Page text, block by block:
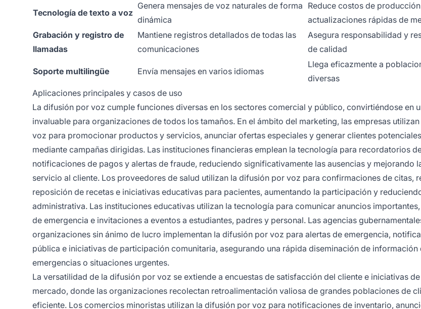
Tecnología de texto a voz
Genera mensajes de voz naturales de forma
dinámica
Reduce costos de
actualizaciones rápidas de
Grabación y registro de
llamadas
Mantiene registros detallados de todas las
comunicaciones
Asegura responsabilidad y
de calidad
Soporte multilingüe Envía mensajes en varios idiomas
Llega eficazmente a
diversas
Aplicaciones principales y casos de uso
La difusión por voz cumple funciones diversas en los sectores comercial y público, convirtiéndose en
invaluable para organizaciones de todos los tamaños. En el ámbito del marketing, las empresas
voz para promocionar productos y servicios, anunciar ofertas especiales y generar clientes
mediante campañas dirigidas. Las instituciones financieras emplean la tecnología para recordatorios
notificaciones de pagos y alertas de fraude, reduciendo significativamente las ausencias y mejorando
servicio al cliente. Los proveedores de salud utilizan la difusión por voz para confirmaciones de citas,
reposición de recetas e iniciativas educativas para pacientes, aumentando la participación y
administrativa. Las instituciones educativas utilizan la tecnología para comunicar anuncios
de emergencia e invitaciones a eventos a estudiantes, padres y personal. Las agencias
organizaciones sin ánimo de lucro implementan la difusión por voz para alertas de emergencia,
pública e iniciativas de participación comunitaria, asegurando una rápida diseminación de
emergencias o situaciones urgentes.
La versatilidad de la difusión por voz se extiende a encuestas de satisfacción del cliente e iniciativas
mercado, donde las organizaciones recolectan retroalimentación valiosa de grandes poblaciones de
eficiente. Los comercios minoristas utilizan la difusión por voz para notificaciones de inventario,